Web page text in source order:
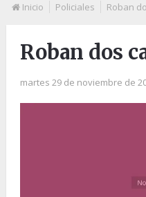
Inicio Policiales Roban
Roban dos
martes 29 de noviembre de